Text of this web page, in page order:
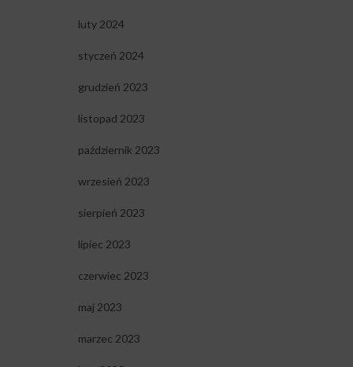
luty 2024
styczeń 2024
grudzień 2023
listopad 2023
październik 2023
wrzesień 2023
sierpień 2023
lipiec 2023
czerwiec 2023
maj 2023
marzec 2023